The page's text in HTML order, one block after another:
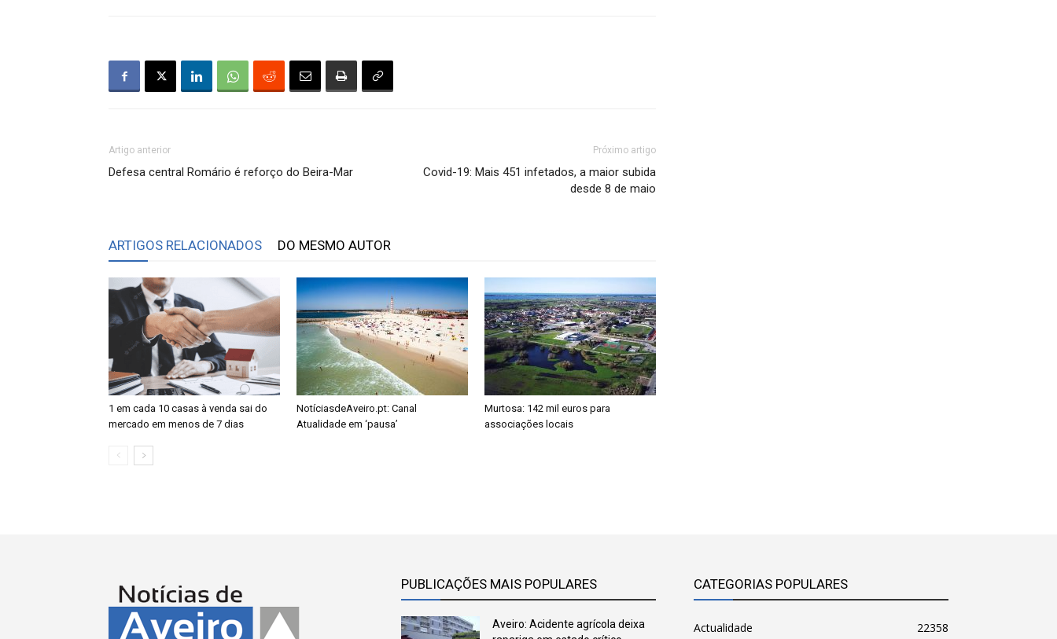
Artigo anterior
Defesa central Romário é reforço do Beira-Mar
Próximo artigo
Covid-19: Mais 451 infetados, a maior subida
desde 8 de maio
ARTIGOS RELACIONADOS DO MESMO AUTOR
1 em cada 10 casas à venda sai do
mercado em menos de 7 dias
NotíciasdeAveiro.pt: Canal
Atualidade em ‘pausa’
Murtosa: 142 mil euros para
associações locais
PUBLICAÇÕES MAIS POPULARES
Aveiro: Acidente agrícola deixa
CATEGORIAS POPULARES
Actualidade 22358